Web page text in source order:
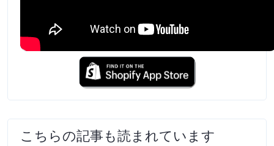
こちらの記事も読まれています